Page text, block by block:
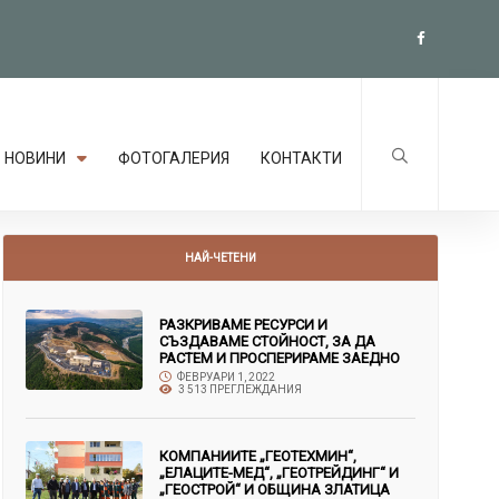
НОВИНИ ФОТОГАЛЕРИЯ КОНТАКТИ
НАЙ-ЧЕТЕНИ
РАЗКРИВАМЕ РЕСУРСИ И
СЪЗДАВАМЕ СТОЙНОСТ, ЗА ДА
РАСТЕМ И ПРОСПЕРИРАМЕ ЗАЕДНО
ФЕВРУАРИ 1, 2022
3 513 ПРЕГЛЕЖДАНИЯ
КОМПАНИИТЕ „ГЕОТЕХМИН“,
„ЕЛАЦИТЕ-МЕД“, „ГЕОТРЕЙДИНГ“ И
„ГЕОСТРОЙ“ И ОБЩИНА ЗЛАТИЦА